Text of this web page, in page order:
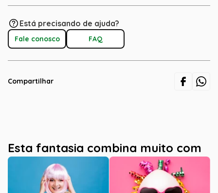
Está precisando de ajuda?
Fale conosco FAQ
Compartilhar
Esta fantasia combina muito com